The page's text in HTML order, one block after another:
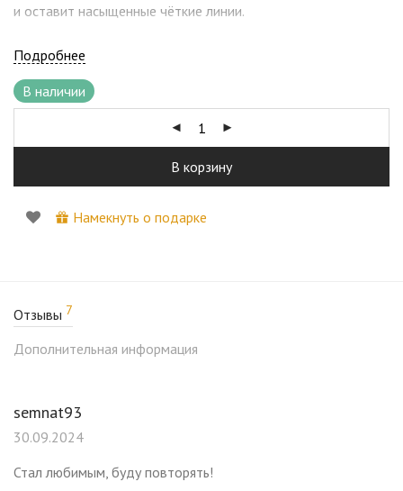
и оставит насыщенные чёткие линии.
103 — розовый дуохром с многогранным сине-розово-
серебряным свечением.
Рекомендованные кисти для карандаша
*В основании каждого карандаша встроена удобная
Подробнее
В наличии
В корзину
Намекнуть о подарке
Отзывы 7
Дополнительная информация
semnat93
30.09.2024
Стал любимым, буду повторять!